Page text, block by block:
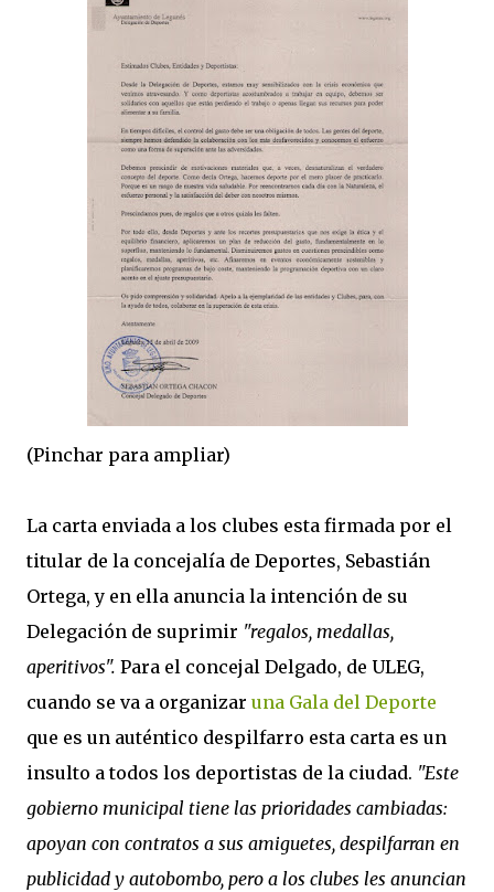
(Pinchar para ampliar)
La carta enviada a los clubes esta firmada por el
titular de la concejalía de Deportes, Sebastián
Ortega, y en ella anuncia la intención de su
Delegación de suprimir "regalos, medallas,
aperitivos". Para el concejal Delgado, de ULEG,
cuando se va a organizar una Gala del Deporte
que es un auténtico despilfarro esta carta es un
insulto a todos los deportistas de la ciudad. "Este
gobierno municipal tiene las prioridades cambiadas:
apoyan con contratos a sus amiguetes, despilfarran en
publicidad y autobombo, pero a los clubes les anuncian